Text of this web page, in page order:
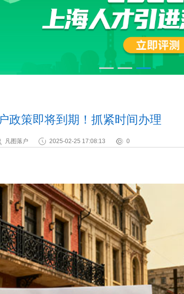
政策即将到期！抓紧时间办理
凡图落户 2025-02-25 17:08:13 0